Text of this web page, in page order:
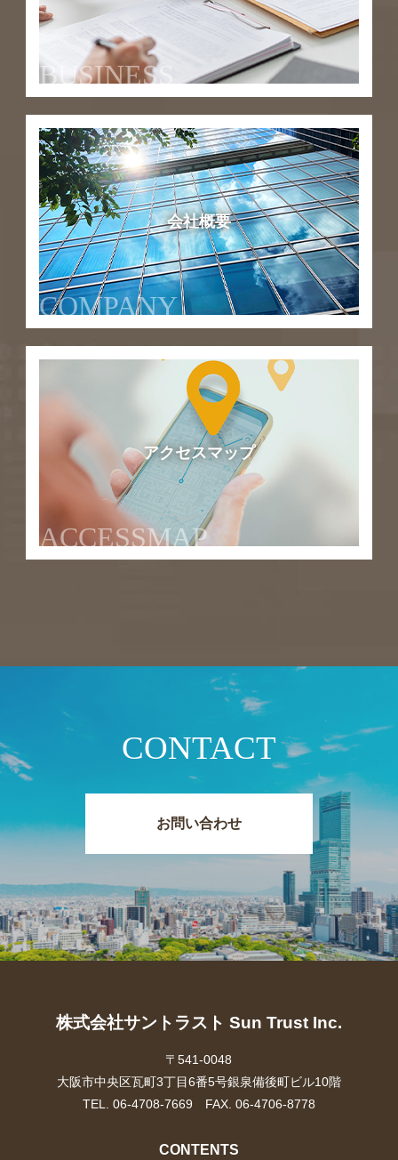
BUSINESS
会社概要
COMPANY
アクセスマップ
ACCESSMAP
CONTACT
お問い合わせ
株式会社サントラスト Sun Trust Inc.
〒541-0048
大阪市中央区瓦町3丁目6番5号銀泉備後町ビル10階
TEL. 06-4708-7669 FAX. 06-4706-8778
CONTENTS